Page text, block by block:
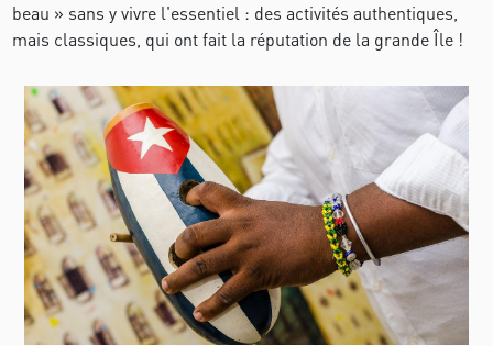
beau » sans y vivre l'essentiel : des activités authentiques,
mais classiques, qui ont fait la réputation de la grande Île !